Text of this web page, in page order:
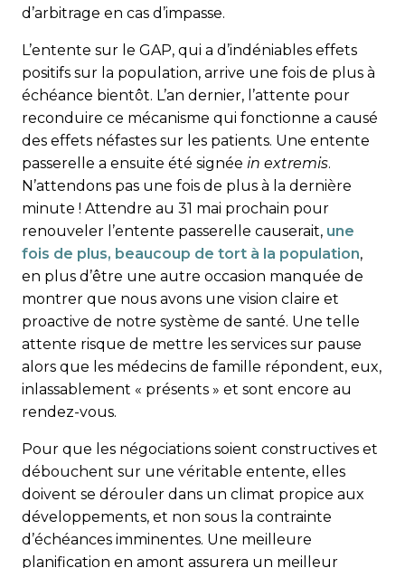
d’arbitrage en cas d’impasse.
L’entente sur le GAP, qui a d’indéniables effets
positifs sur la population, arrive une fois de plus à
échéance bientôt. L’an dernier, l’attente pour
reconduire ce mécanisme qui fonctionne a causé
des effets néfastes sur les patients. Une entente
passerelle a ensuite été signée in extremis.
N’attendons pas une fois de plus à la dernière
minute ! Attendre au 31 mai prochain pour
renouveler l’entente passerelle causerait, une
fois de plus, beaucoup de tort à la population,
en plus d’être une autre occasion manquée de
montrer que nous avons une vision claire et
proactive de notre système de santé. Une telle
attente risque de mettre les services sur pause
alors que les médecins de famille répondent, eux,
inlassablement « présents » et sont encore au
rendez-vous.
Pour que les négociations soient constructives et
débouchent sur une véritable entente, elles
doivent se dérouler dans un climat propice aux
développements, et non sous la contrainte
d’échéances imminentes. Une meilleure
planification en amont assurera un meilleur